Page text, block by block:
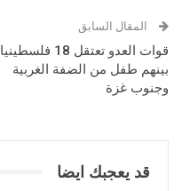
المقال السابق
قوات العدو تعتقل 18 فلسطينيا
بينهم طفل من الضفة الغربية
وجنوب غزة
قد يعجبك ايضا